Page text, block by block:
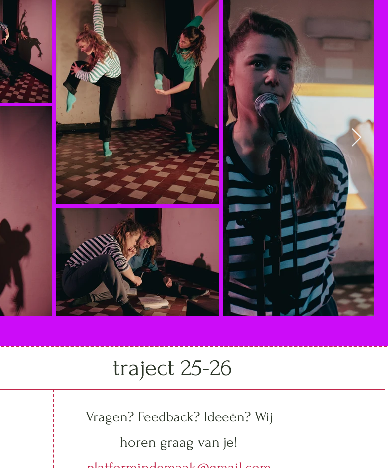
traject 25-26
Vragen? Feedback? Ideeën? Wij
horen graag van je!